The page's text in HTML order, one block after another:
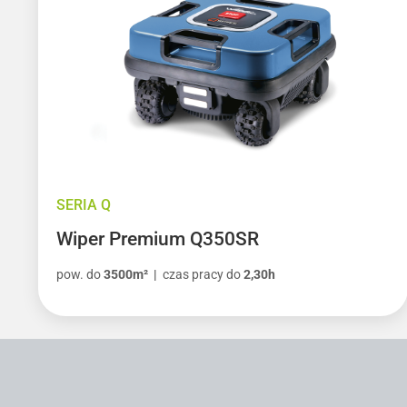
SERIA Q
Wiper Premium Q350SR
pow. do3500m² | czas pracy do2,30h